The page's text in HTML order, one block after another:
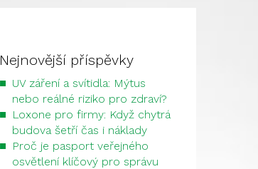
Nejnovější příspěvky
UV záření a svítidla: Mýtus
nebo reálné riziko pro zdraví?
Loxone pro firmy: Když chytrá
budova šetří čas i náklady
Proč je pasport veřejného
osvětlení klíčový pro správu